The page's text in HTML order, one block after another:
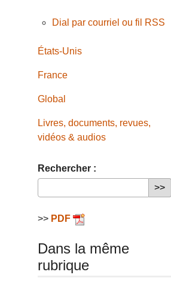
Dial par courriel ou fil RSS
États-Unis
France
Global
Livres, documents, revues,
vidéos & audios
Rechercher :
>> PDF
Dans la même
rubrique